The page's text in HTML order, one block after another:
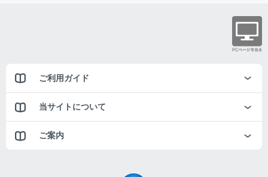
ご利用ガイド
当サイトについて
ご案内